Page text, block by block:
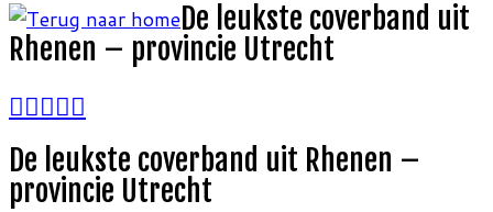
De leukste coverband uit
Rhenen – provincie Utrecht
De leukste coverband uit Rhenen –
provincie Utrecht